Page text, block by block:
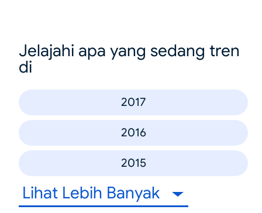
Jelajahi apa yang sedang tren
di
2017
2016
2015
Lihat Lebih Banyak